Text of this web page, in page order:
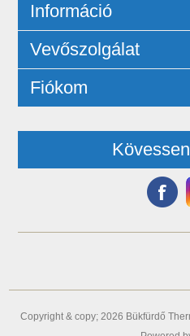
Információ
Vevőszolgálat
Fiókom
Copyright & copy; 2026 Bükfürdő